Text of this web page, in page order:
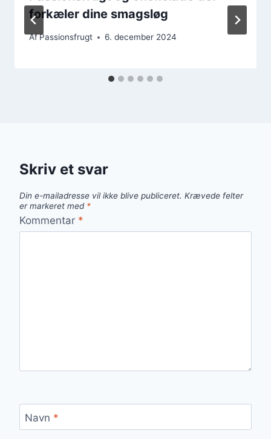
forkæler dine smagsløg
AfPassionsfrugt 6. december 2024
Skriv et svar
Din e-mailadresse vil ikke blive publiceret. Krævede felter
er markeret med *
Kommentar *
Navn *